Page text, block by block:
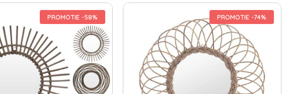
Homelux te intampina cu o gama diversificata de produse, realizate special pentru
oglinzi perete sau poate preferioglinzi cu suport
. Indiferent ca vrei sa aduci o
inspiratie pentru orice incapere, iar atunci cand vine vorba de alegerea
dreptunghiulara, hexagonala, ovala, patrata, rectangulara sau ooglinda
una fara rama. In plus, indiferent de care este stilul de amenajare preferat, pe site-
din locuinta ta.
PROMOTIE -58% PROMOTIE -74%